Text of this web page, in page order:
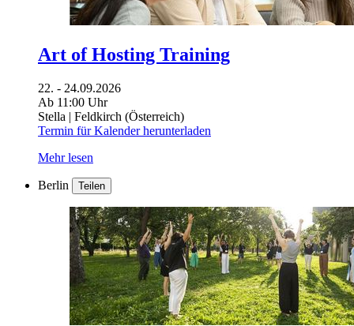
Art of Hosting Training
22. - 24.09.2026
Ab 11:00 Uhr
Stella | Feldkirch (Österreich)
Termin für Kalender herunterladen
Mehr lesen
Berlin Teilen